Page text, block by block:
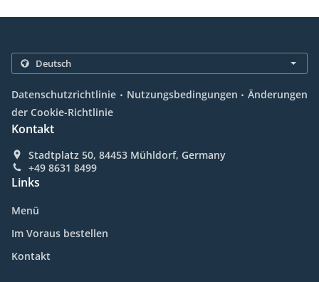
Datenschutzrichtlinie . Nutzungsbedingungen . Änderungen
der Cookie-Richtlinie
Kontakt
Stadtplatz 50, 84453 Mühldorf, Germany
+49 8631 8499
Links
Menü
Im Voraus bestellen
Kontakt